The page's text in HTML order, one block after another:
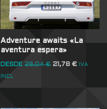
Adventure awaits «La
aventura espera»
DESDE 29,04€ 21,78€ IVA
INCL